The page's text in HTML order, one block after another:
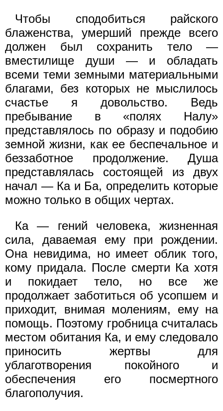
Чтобы сподобиться райского
блаженства, умерший прежде всего
должен был сохранить тело —
вместилище души — и обладать
всеми теми земными материальными
благами, без которых не мыслилось
счастье я довольство. Ведь
пребывание в «полях Налу»
представлялось по образу и подобию
земной жизни, как ее беспечальное и
беззаботное продолжение. Душа
представлялась состоящей из двух
начал — Ка и Ба, определить которые
можно только в общих чертах.
Ка — гений человека, жизненная
сила, даваемая ему при рождении.
Она невидима, но имеет облик того,
кому придала. После смерти Ка хотя
и покидает тело, но все же
продолжает заботиться об усопшем и
приходит, внимая молениям, ему на
помощь. Поэтому гробница считалась
местом обитания Ка, и ему следовало
приносить жертвы для
ублаготворения покойного и
обеспечения его посмертного
благополучия.